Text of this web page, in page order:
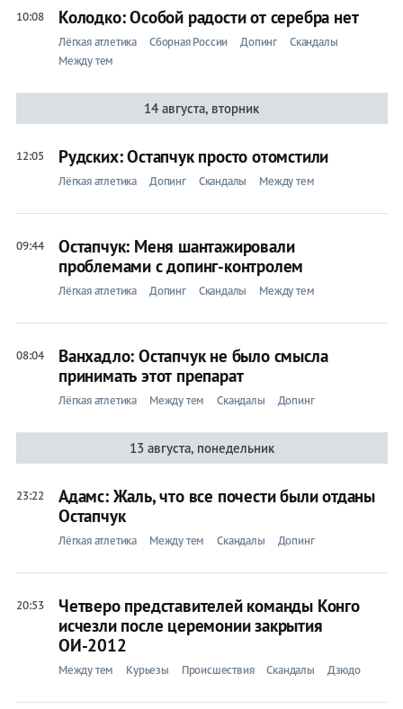
10:08 Колодко: Особой радости от серебра нет
Лёгкая атлетика Сборная России Допинг
Скандалы
Между тем
14 августа, вторник
12:05 Рудских: Остапчук просто отомстили
Лёгкая атлетика Допинг Скандалы Между тем
09:44
Остапчук: Меня шантажировали
проблемами с допинг-контролем
Лёгкая атлетика Допинг Скандалы Между тем
08:04
Ванхадло: Остапчук не было смысла
принимать этот препарат
Лёгкая атлетика Между тем Скандалы Допинг
13 августа, понедельник
23:22
Адамс: Жаль, что все почести были отданы
Остапчук
Лёгкая атлетика Между тем Скандалы Допинг
20:53
Четверо представителей команды Конго
исчезли после церемонии закрытия
ОИ-2012
Между тем Курьезы Происшествия Скандалы Дзюдо